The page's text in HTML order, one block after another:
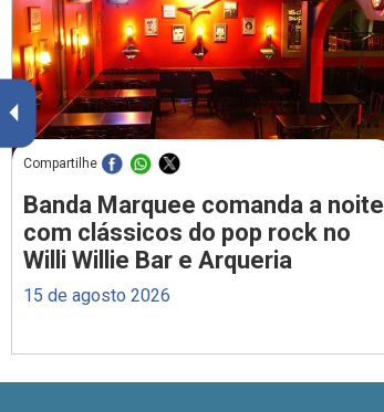
Compartilhe
Banda Marquee comanda a noite
com clássicos do pop rock no
Willi Willie Bar e Arqueria
15 de agosto 2026